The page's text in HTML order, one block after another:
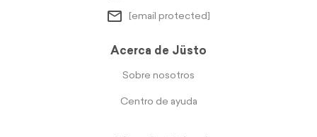
[email protected]
Acerca de Jüsto
Sobre nosotros
Centro de ayuda